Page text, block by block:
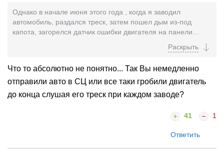
Однако в начале июня этого года , когда я заводил
автомобиль, раздался треск, затем пошел дым из-под
капота, загорелся датчик ошибки двигателя на панели
зажигания раздавался треск, и только через 3-4 секунды
двигатель запускается.
Я немедленно пригнал автомобиль в сервисный центр.
Что то абсолютно не понятно... Так Вы немедленно
отправили авто в СЦ или все таки гробили двигатель
до конца слушая его треск при каждом заводе?
41 1
Ответить